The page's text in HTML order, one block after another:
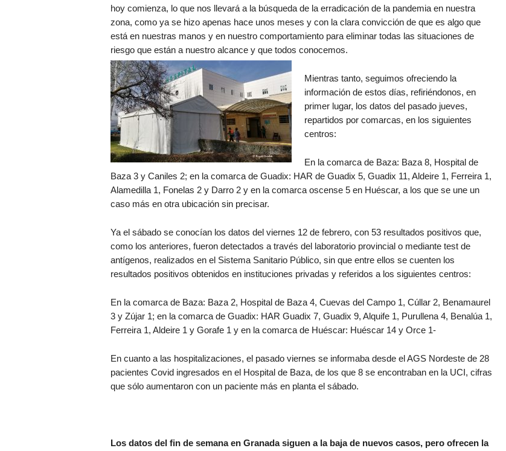
hoy comienza, lo que nos llevará a la búsqueda de la erradicación de la pandemia en nuestra
zona, como ya se hizo apenas hace unos meses y con la clara convicción de que es algo que
está en nuestras manos y en nuestro comportamiento para eliminar todas las situaciones de
riesgo que están a nuestro alcance y que todos conocemos.
Mientras tanto, seguimos ofreciendo la
información de estos días, refiriéndonos, en
primer lugar, los datos del pasado jueves,
repartidos por comarcas, en los siguientes
centros:
En la comarca de Baza: Baza 8, Hospital de
Baza 3 y Caniles 2; en la comarca de Guadix: HAR de Guadix 5, Guadix 11, Aldeire 1, Ferreira 1,
Alamedilla 1, Fonelas 2 y Darro 2 y en la comarca oscense 5 en Huéscar, a los que se une un
caso más en otra ubicación sin precisar.
Ya el sábado se conocían los datos del viernes 12 de febrero, con 53 resultados positivos que,
como los anteriores, fueron detectados a través del laboratorio provincial o mediante test de
antígenos, realizados en el Sistema Sanitario Público, sin que entre ellos se cuenten los
resultados positivos obtenidos en instituciones privadas y referidos a los siguientes centros:
En la comarca de Baza: Baza 2, Hospital de Baza 4, Cuevas del Campo 1, Cúllar 2, Benamaurel
3 y Zújar 1; en la comarca de Guadix: HAR Guadix 7, Guadix 9, Alquife 1, Purullena 4, Benalúa 1,
Ferreira 1, Aldeire 1 y Gorafe 1 y en la comarca de Huéscar: Huéscar 14 y Orce 1-
En cuanto a las hospitalizaciones, el pasado viernes se informaba desde el AGS Nordeste de 28
pacientes Covid ingresados en el Hospital de Baza, de los que 8 se encontraban en la UCI, cifras
que sólo aumentaron con un paciente más en planta el sábado.
Los datos del fin de semana en Granada siguen a la baja de nuevos casos, pero ofrecen la